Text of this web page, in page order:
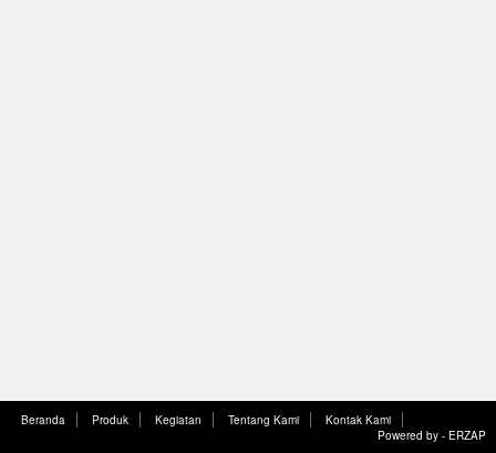
Beranda Produk Kegiatan Tentang Kami
Kontak Kami
Powered by -ERZAP